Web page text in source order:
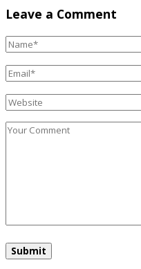
Leave a Comment